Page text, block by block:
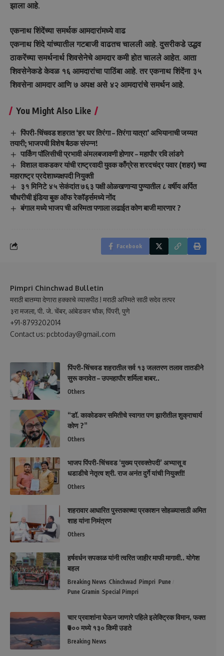
झाला आहे.
एकनाथ शिंदेंच्या समर्थक आमदारांमध्ये वाढ
एकनाथ शिंदे यांच्यातील गटबाजी वाढतच चालली आहे. दुसरीकडे उद्धव
ठाकरेंच्या समर्थनार्थ शिवसेनेचे आमदार कमी होत चालले आहेत. आता
शिवसेनेकडे केवळ १६ आमदारांचा पाठिंबा आहे. तर एकनाथ शिंदेंना ३५
शिवसेना आमदार आणि ७ अपक्ष असे ४२ आमदारांचे समर्थन आहे.
You Might Also Like
पिंपरी-चिंचवड शहरात ‘हर घर तिरंगा – तिरंगा यात्रा’ अभियानाची जय्यत
तयारी; भाजपची विशेष बैठक संपन्न!
पार्किंग पॉलिसीची प्रभावी अंमलबजावणी होणार – महापौर रवि लांडगे
विशाल वाकडकर यांची राष्ट्रवादी युवक काँग्रेस शरदचंद्र पवार (शहर) च्या
महाराष्ट्र प्रदेशाध्यक्षपदी नियुक्ती
३१ मिनिटे ४५ सेकंदांत ७६३ पक्षी ओळखणाऱ्या पुण्यातील ८ वर्षीय अर्पित
चौधरीची इंडिया बुक ऑफ रेकॉर्ड्समध्ये नोंद
बंगाल मध्ये भाजप ची अस्मिता पणाला लढाईत कोण बाजी मारणार ?
Facebook
Pimpri Chinchwad Bulletin
मराठी बातम्या देणारा हक्काचे व्यासपीठ ! मराठी अस्मिते साठी सदेव तत्पर
३रा मजला, पी. जे. चेंबर, आंबेडकर चौक, पिंपरी, पुणे
+91-8793202014
Contact us: pcbtoday@gmail.com
पिंपरी-चिंचवड शहरातील सर्व १३ जलतरण तलाव तातडीने
सुरू करावेत – उपमहापौर शर्मिला बाबर..
Others
“डॉ. काकोडकर समितीचे स्वागत पण झारीतील शुक्राचार्य
कोण ?”
Others
भाजप पिंपरी-चिंचवड ‘मुख्य प्रवक्तेपदी’ अभ्यासू व
धडाडीचे नेतृत्व श्री. राज अनंत दुर्गे यांची नियुक्ती!
Others
शहरावार आधारित पुस्तकाच्या प्रकाशन सोहळ्यासाठी अमित
शाह यांना निमंत्रण
Others
हर्षवर्धन सपकाळ यांनी त्वरित जाहीर माफी मागावी.. योगेश
बहल
Breaking News Chinchwad Pimpri Pune
Pune Gramin Special Pimpri
चार प्रवाशांना घेऊन जाणारे पहिले इलेक्ट्रिक विमान, फक्त
₹७०० मध्ये १३० किमी उडते
Breaking News